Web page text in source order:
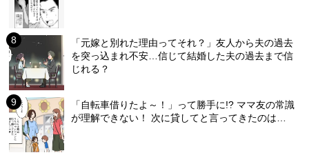
「元嫁と別れた理由ってそれ？」友人から夫の過去
を突っ込まれ不安…信じて結婚した夫の過去まで信
じれる？
「自転車借りたよ～！」って勝手に!? ママ友の常識
が理解できない！ 次に貸してと言ってきたのは…